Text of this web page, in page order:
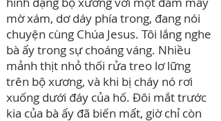
mờ xám, dơ dáy phía trong, đang nói
chuyện cùng Chúa Jesus. Tôi lắng nghe
bà ấy trong sự choáng váng. Nhiều
mảnh thịt nhỏ thối rửa treo lơ lững
trên bộ xương, và khi bị cháy nó rơi
xuống dưới đáy của hố. Đôi mắt trước
kia của bà ấy đã biến mất, giờ chỉ còn